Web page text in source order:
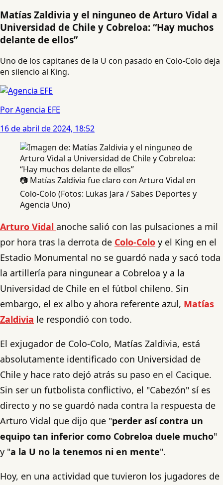
Matías Zaldivia y el ninguneo de Arturo Vidal a
Universidad de Chile y Cobreloa: “Hay muchos
delante de ellos”
Uno de los capitanes de la U con pasado en Colo-Colo deja
en silencio al King.
Por Agencia EFE
16 de abril de 2024, 18:52
📷 Matías Zaldivia fue claro con Arturo Vidal en
Colo-Colo (Fotos: Lukas Jara / Sabes Deportes y
Agencia Uno)
Arturo Vidal anoche salió con las pulsaciones a mil
por hora tras la derrota de Colo-Colo y el King en el
Estadio Monumental no se guardó nada y sacó toda
la artillería para ningunear a Cobreloa y a la
Universidad de Chile en el fútbol chileno. Sin
embargo, el ex albo y ahora referente azul, Matías
Zaldivia le respondió con todo.
El exjugador de Colo-Colo, Matías Zaldivia, está
absolutamente identificado con Universidad de
Chile y hace rato dejó atrás su paso en el Cacique.
Sin ser un futbolista conflictivo, el "Cabezón" sí es
directo y no se guardó nada contra la respuesta de
Arturo Vidal que dijo que "perder así contra un
equipo tan inferior como Cobreloa duele mucho"
y "a la U no la tenemos ni en mente".
Hoy, en una actividad que tuvieron los jugadores de